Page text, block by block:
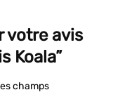
votre avis
Koala”
champs